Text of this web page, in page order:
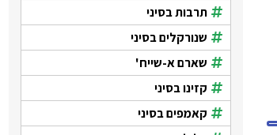
תרבות בסיני
שנורקלים בסיני
שארם א-שייח'
קזינו בסיני
קאמפים בסיני